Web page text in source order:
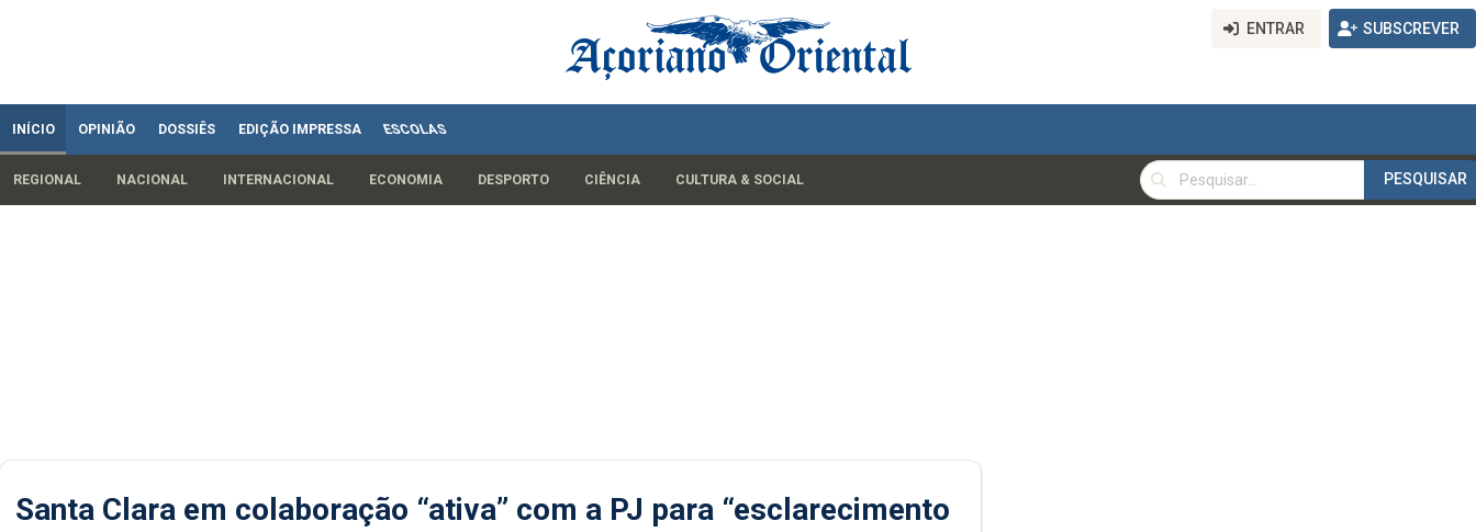
ENTRAR SUBSCREVER
INÍCIO OPINIÃO DOSSIÊS EDIÇÃO IMPRESSA ESCOLAS
REGIONAL NACIONAL INTERNACIONAL ECONOMIA DESPORTO CIÊNCIA CULTURA & SOCIAL
PESQUISAR
PESQUISAR
Santa Clara em colaboração “ativa” com a PJ para “esclarecimento